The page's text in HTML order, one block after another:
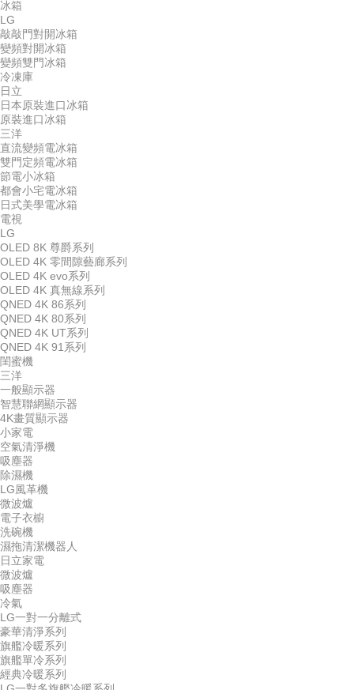
冰箱
LG
敲敲門對開冰箱
變頻對開冰箱
變頻雙門冰箱
冷凍庫
日立
日本原裝進口冰箱
原裝進口冰箱
三洋
直流變頻電冰箱
雙門定頻電冰箱
節電小冰箱
都會小宅電冰箱
日式美學電冰箱
電視
LG
OLED 8K 尊爵系列
OLED 4K 零間隙藝廊系列
OLED 4K evo系列
OLED 4K 真無線系列
QNED 4K 86系列
QNED 4K 80系列
QNED 4K UT系列
QNED 4K 91系列
閨蜜機
三洋
一般顯示器
智慧聯網顯示器
4K畫質顯示器
小家電
空氣清淨機
吸塵器
除濕機
LG風革機
微波爐
電子衣櫥
洗碗機
濕拖清潔機器人
日立家電
微波爐
吸塵器
冷氣
LG一對一分離式
豪華清淨系列
旗艦冷暖系列
旗艦單冷系列
經典冷暖系列